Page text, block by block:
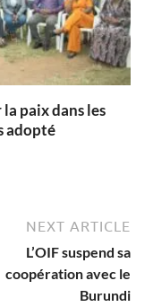
paix dans les
adopté
NEXT ARTICLE
L’OIF suspend sa
coopération avec le
Burundi